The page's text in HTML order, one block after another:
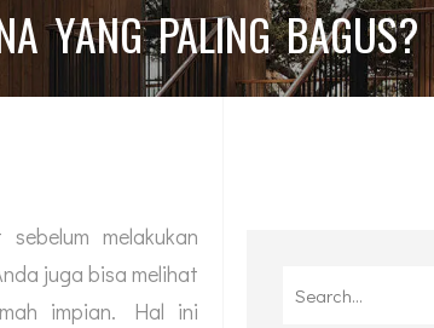
YANG PALING BAGUS?
melakukan
juga bisa melihat
impian. Hal ini